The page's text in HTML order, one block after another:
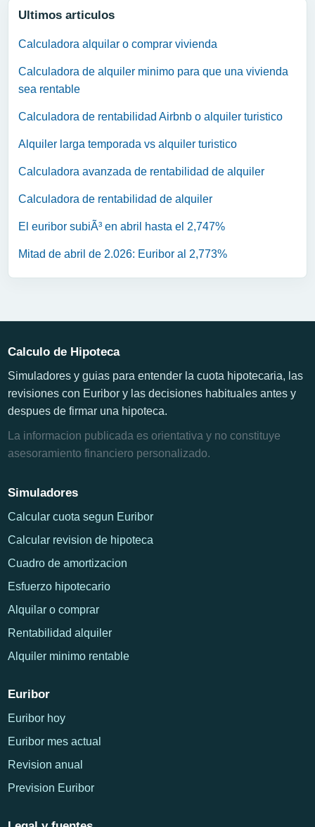
Ultimos articulos
Calculadora alquilar o comprar vivienda
Calculadora de alquiler minimo para que una vivienda
sea rentable
Calculadora de rentabilidad Airbnb o alquiler turistico
Alquiler larga temporada vs alquiler turistico
Calculadora avanzada de rentabilidad de alquiler
Calculadora de rentabilidad de alquiler
El euribor subiÃ³ en abril hasta el 2,747%
Mitad de abril de 2.026: Euribor al 2,773%
Calculo de Hipoteca
Simuladores y guias para entender la cuota hipotecaria, las
revisiones con Euribor y las decisiones habituales antes y
despues de firmar una hipoteca.
La informacion publicada es orientativa y no constituye
asesoramiento financiero personalizado.
Simuladores
Calcular cuota segun Euribor
Calcular revision de hipoteca
Cuadro de amortizacion
Esfuerzo hipotecario
Alquilar o comprar
Rentabilidad alquiler
Alquiler minimo rentable
Euribor
Euribor hoy
Euribor mes actual
Revision anual
Prevision Euribor